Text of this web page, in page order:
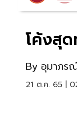
โค้งสุ
By อุมาภร
21 ต.ค. 65 |